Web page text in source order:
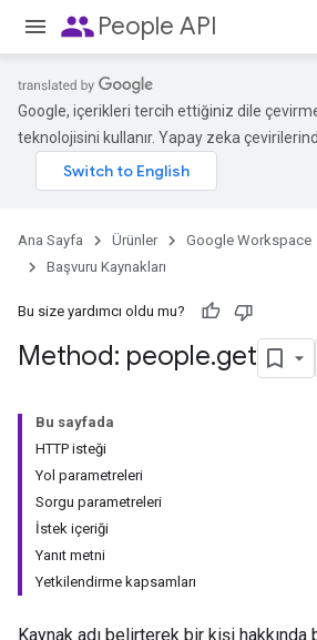
peoplePeople API
Google, içerikleri tercih ettiğiniz dile
teknolojisini kullanır. Yapay zeka
Ana Sayfa Ürünler Google Workspace
Başvuru Kaynakları
Bu size yardımcı oldu mu?
Method: people.get
Bu sayfada
HTTP isteği
Yol parametreleri
Sorgu parametreleri
İstek içeriği
Yanıt metni
Yetkilendirme kapsamları
Kaynak adı belirterek bir kişi